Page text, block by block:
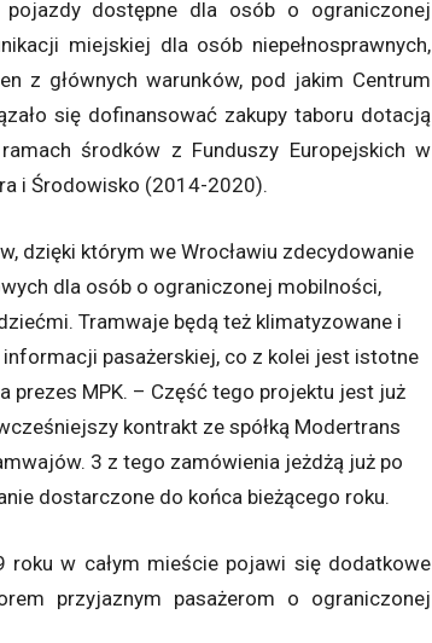
dostępne dla osób o ograniczonej
miejskiej dla osób niepełnosprawnych,
z głównych warunków, pod jakim Centrum
się dofinansować zakupy taboru dotacją
środków z Funduszy Europejskich w
i Środowisko (2014-2020).
dzięki którym we Wrocławiu zdecydowanie
dla osób o ograniczonej mobilności,
Tramwaje będą też klimatyzowane i
pasażerskiej, co z kolei jest istotne
prezes MPK. – Część tego projektu jest już
kontrakt ze spółką Modertrans
3 z tego zamówienia jeżdżą już po
dostarczone do końca bieżącego roku.
w całym mieście pojawi się dodatkowe
przyjaznym pasażerom o ograniczonej